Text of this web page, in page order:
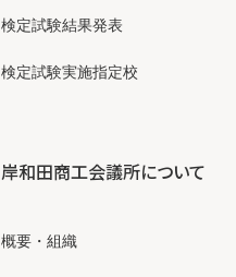
検定試験結果発表
検定試験実施指定校
岸和田商工会議所について
概要・組織